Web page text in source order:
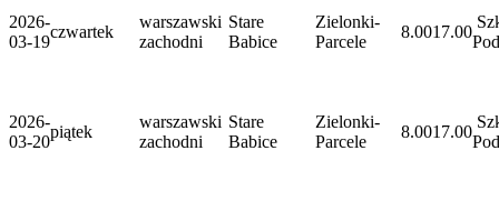
2026-
03-19
czwartek
warszawski
zachodni
Stare
Babice
Zielonki-
Parcele
8.0017.00
2026-
03-20
piątek
warszawski
zachodni
Stare
Babice
Zielonki-
Parcele
8.0017.00